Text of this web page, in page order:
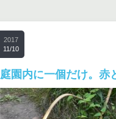
2017
11/10
庭園内に一個だけ。赤